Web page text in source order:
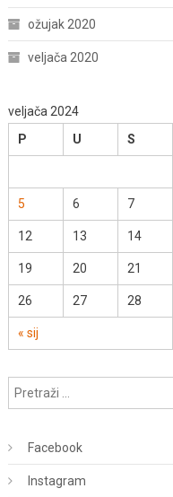
ožujak 2020
veljača 2020
veljača 2024
P
U S
« sij
5 6 7
12 13 14
19 20 21
26 27 28
Facebook
Instagram